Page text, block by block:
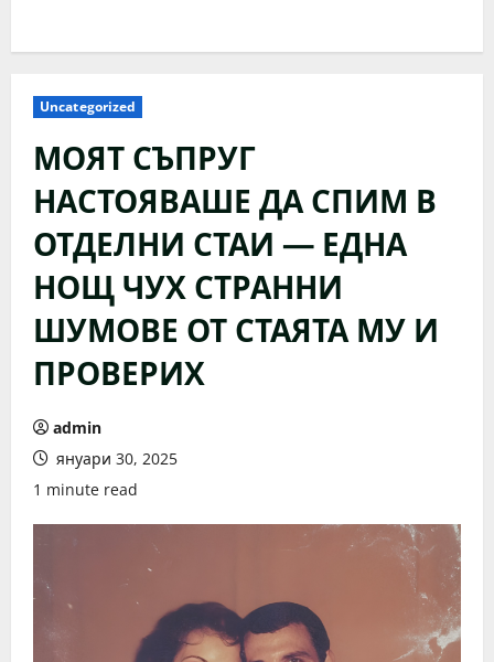
Uncategorized
МОЯТ СЪПРУГ
НАСТОЯВАШЕ ДА СПИМ В
ОТДЕЛНИ СТАИ — ЕДНА
НОЩ ЧУХ СТРАННИ
ШУМОВЕ ОТ СТАЯТА МУ И
ПРОВЕРИХ
admin
януари 30, 2025
1 minute read